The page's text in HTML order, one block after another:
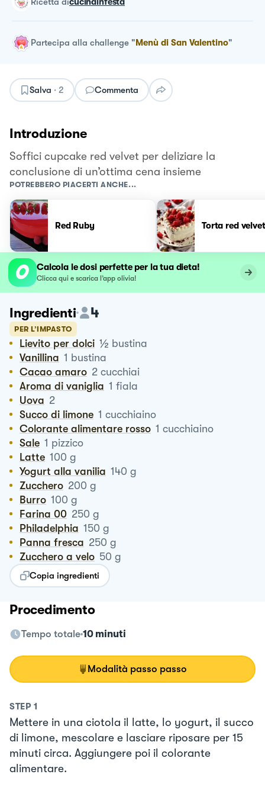
Partecipa alla challenge "Menù di San Valentino"
Salva · 2 Commenta
Introduzione
Soffici cupcake red velvet per deliziare la
conclusione di un’ottima cena insieme
POTREBBERO PIACERTI ANCHE...
Red Ruby Torta red velvet
Calcola le dosi perfette per la tua dieta!
Clicca qui e scarica l’app olivia!
Ingredienti 4
PER L’IMPASTO
Lievito per dolci ½ bustina
Vanillina 1 bustina
Cacao amaro 2 cucchiai
Aroma di vaniglia 1 fiala
Uova 2
Succo di limone 1 cucchiaino
Colorante alimentare rosso 1 cucchiaino
Sale 1 pizzico
Latte 100 g
Yogurt alla vanilia 140 g
Zucchero 200 g
Burro 100 g
Farina 00 250 g
Philadelphia 150 g
Panna fresca 250 g
Zucchero a velo 50 g
Copia ingredienti
Procedimento
Tempo totale 10 minuti
Modalità passo passo
STEP 1
Mettere in una ciotola il latte, lo yogurt, il succo
di limone, mescolare e lasciare riposare per 15
minuti circa. Aggiungere poi il colorante
alimentare.